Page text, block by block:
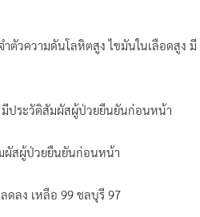
ตัวความดันโลหิตสูง ไขมันในเลือดสูง มี
มีประวัติสัมผัสผู้ป่วยยืนยันก่อนหน้า
มผัสผู้ป่วยยืนยันก่อนหน้า
ดลง เหลือ 99 ชลบุรี 97